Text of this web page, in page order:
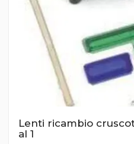
Lenti ricambio
al 1